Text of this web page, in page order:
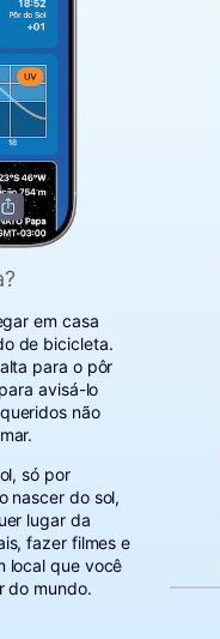
em casa
de bicicleta.
para o pôr
avisá-lo
não
só por
nascer do sol,
lugar da
fazer filmes e
local que você
do mundo.